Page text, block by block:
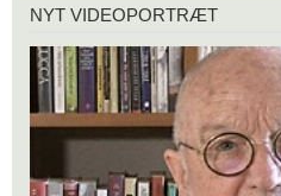
videoportræt
NYT VIDEOPORTRÆT